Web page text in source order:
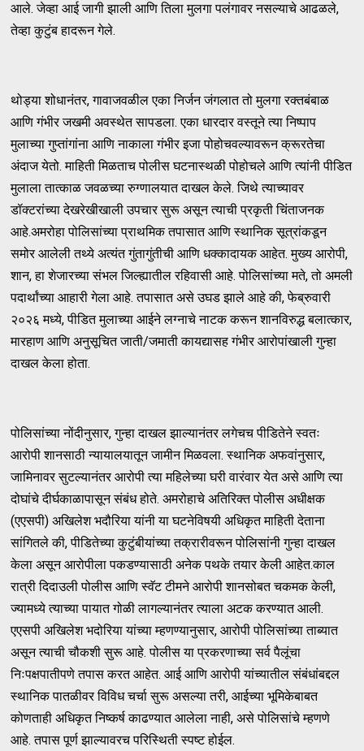
आले. जेव्हा आई जागी झाली आणि तिला मुलगा पलंगावर नसल्याचे आढळले,
तेव्हा कुटुंब हादरून गेले.
थोड्या शोधानंतर, गावाजवळील एका निर्जन जंगलात तो मुलगा रक्तबंबाळ
आणि गंभीर जखमी अवस्थेत सापडला. एका धारदार वस्तूने त्या निष्पाप
मुलाच्या गुप्तांगांना आणि नाकाला गंभीर इजा पोहोचवल्यावरून क्रूरतेचा
अंदाज येतो. माहिती मिळताच पोलीस घटनास्थळी पोहोचले आणि त्यांनी पीडित
मुलाला तात्काळ जवळच्या रुग्णालयात दाखल केले. जिथे त्याच्यावर
डॉक्टरांच्या देखरेखीखाली उपचार सुरू असून त्याची प्रकृती चिंताजनक
आहे.अमरोहा पोलिसांच्या प्राथमिक तपासात आणि स्थानिक सूत्रांकडून
समोर आलेली तथ्ये अत्यंत गुंतागुंतीची आणि धक्कादायक आहेत. मुख्य आरोपी,
शान, हा शेजारच्या संभल जिल्ह्यातील रहिवासी आहे. पोलिसांच्या मते, तो अमली
पदार्थांच्या आहारी गेला आहे. तपासात असे उघड झाले आहे की, फेब्रुवारी
२०२६ मध्ये, पीडित मुलाच्या आईने लग्नाचे नाटक करून शानविरुद्ध बलात्कार,
मारहाण आणि अनुसूचित जाती/जमाती कायद्यासह गंभीर आरोपांखाली गुन्हा
दाखल केला होता.
पोलिसांच्या नोंदीनुसार, गुन्हा दाखल झाल्यानंतर लगेचच पीडितेने स्वतः
आरोपी शानसाठी न्यायालयातून जामीन मिळवला. स्थानिक अफवांनुसार,
जामिनावर सुटल्यानंतर आरोपी त्या महिलेच्या घरी वारंवार येत असे आणि त्या
दोघांचे दीर्घकाळापासून संबंध होते. अमरोहाचे अतिरिक्त पोलीस अधीक्षक
(एएसपी) अखिलेश भदौरिया यांनी या घटनेविषयी अधिकृत माहिती देताना
सांगितले की, पीडितेच्या कुटुंबीयांच्या तक्रारीवरून पोलिसांनी गुन्हा दाखल
केला असून आरोपीला पकडण्यासाठी अनेक पथके तयार केली आहेत.काल
रात्री दिदाउली पोलीस आणि स्वॅट टीमने आरोपी शानसोबत चकमक केली,
ज्यामध्ये त्याच्या पायात गोळी लागल्यानंतर त्याला अटक करण्यात आली.
एएसपी अखिलेश भदोरिया यांच्या म्हणण्यानुसार, आरोपी पोलिसांच्या ताब्यात
असून त्याची चौकशी सुरू आहे. पोलीस या प्रकरणाच्या सर्व पैलूंचा
निःपक्षपातीपणे तपास करत आहेत. आई आणि आरोपी यांच्यातील संबंधांबद्दल
स्थानिक पातळीवर विविध चर्चा सुरू असल्या तरी, आईच्या भूमिकेबाबत
कोणताही अधिकृत निष्कर्ष काढण्यात आलेला नाही, असे पोलिसांचे म्हणणे
आहे. तपास पूर्ण झाल्यावरच परिस्थिती स्पष्ट होईल.